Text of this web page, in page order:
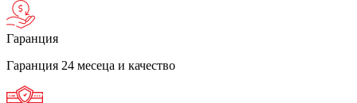
Гаранция
Гаранция 24 месеца и качество